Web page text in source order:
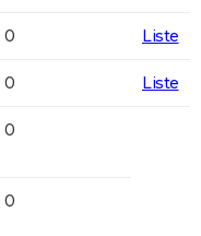
0 Liste
0 Liste
0
0